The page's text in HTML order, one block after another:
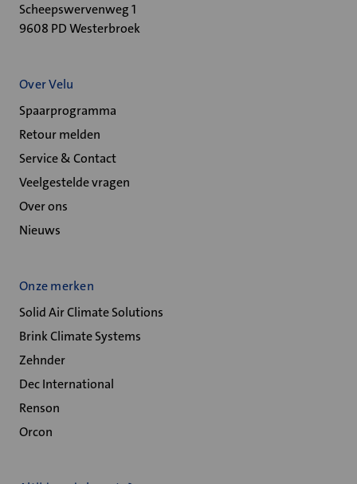
Scheepswervenweg 1
9608 PD Westerbroek
Over Velu
Spaarprogramma
Retour melden
Service & Contact
Veelgestelde vragen
Over ons
Nieuws
Onze merken
Solid Air Climate Solutions
Brink Climate Systems
Zehnder
Dec International
Renson
Orcon